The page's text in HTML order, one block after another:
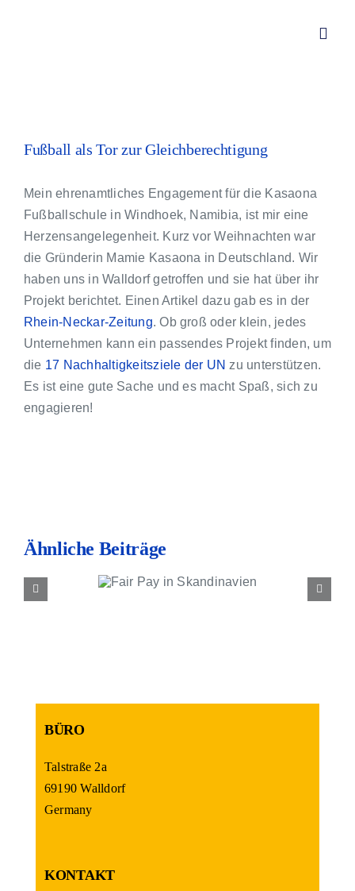
Über mich
Aktuelles
Kundenstimmen
Kontakt
grösseres
Fußball als Tor zur Gleichberechtigung
Mein ehrenamtliches Engagement für die Kasaona
Fußballschule in Windhoek, Namibia, ist mir eine
Herzensangelegenheit. Kurz vor Weihnachten war
die Gründerin Mamie Kasaona in Deutschland. Wir
haben uns in Walldorf getroffen und sie hat über ihr
Projekt berichtet. Einen Artikel dazu gab es in der
Rhein-Neckar-Zeitung. Ob groß oder klein, jedes
Unternehmen kann ein passendes Projekt finden, um
die 17 Nachhaltigkeitsziele der UN zu unterstützen.
Es ist eine gute Sache und es macht Spaß, sich zu
engagieren!
Ähnliche Beiträge
Pay in
BÜRO
Talstraße 2a
69190 Walldorf
Germany
KONTAKT